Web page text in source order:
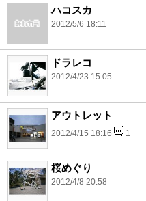
ハコスカ
2012/5/6 18:11
ドラレコ
2012/4/23 15:05
アウトレット
2012/4/15 18:16 1
桜めぐり
2012/4/8 20:58